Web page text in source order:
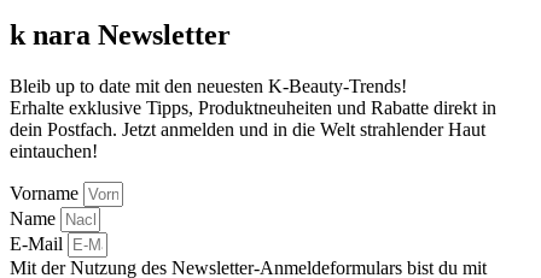
k nara Newsletter
Bleib up to date mit den neuesten K-Beauty-Trends!
Erhalte exklusive Tipps, Produktneuheiten und Rabatte direkt in
dein Postfach. Jetzt anmelden und in die Welt strahlender Haut
eintauchen!
Vorname
Name
E-Mail
Mit der Nutzung des Newsletter-Anmeldeformulars bist du mit